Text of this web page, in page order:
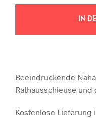
IN
Beeindruckende
Rathausschleuse und
Kostenlose Lieferung